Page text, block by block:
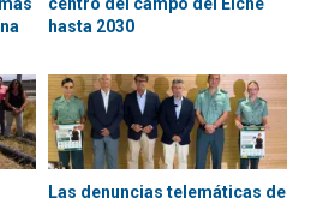
hasta 2030
Las denuncias telemáticas de